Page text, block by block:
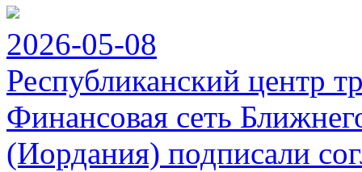
2026-05-08
Республиканский центр
Финансовая сеть
(Иордания) подписали